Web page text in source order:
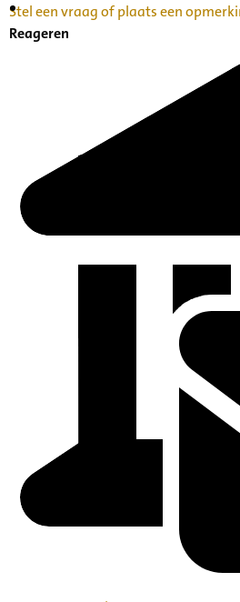
Inventaris Betekende
Stel een vraag of plaats een
Reageren